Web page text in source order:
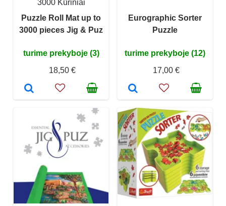
3000 Kūriniai
Puzzle Roll Mat up to
3000 pieces Jig & Puz
turime prekyboje (3)
18,50 €
Eurographic Sorter
Puzzle
turime prekyboje (12)
17,00 €